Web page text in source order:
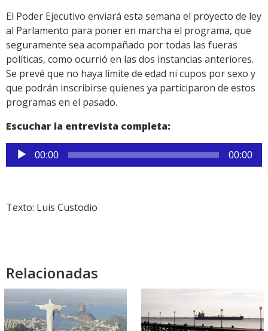
El Poder Ejecutivo enviará esta semana el proyecto de ley
al Parlamento para poner en marcha el programa, que
seguramente sea acompañado por todas las fueras
políticas, como ocurrió en las dos instancias anteriores.
Se prevé que no haya límite de edad ni cupos por sexo y
que podrán inscribirse quienes ya participaron de estos
programas en el pasado.
Escuchar la entrevista completa:
Reproductor
de
00:00 00:00
Texto: Luis Custodio
Relacionadas